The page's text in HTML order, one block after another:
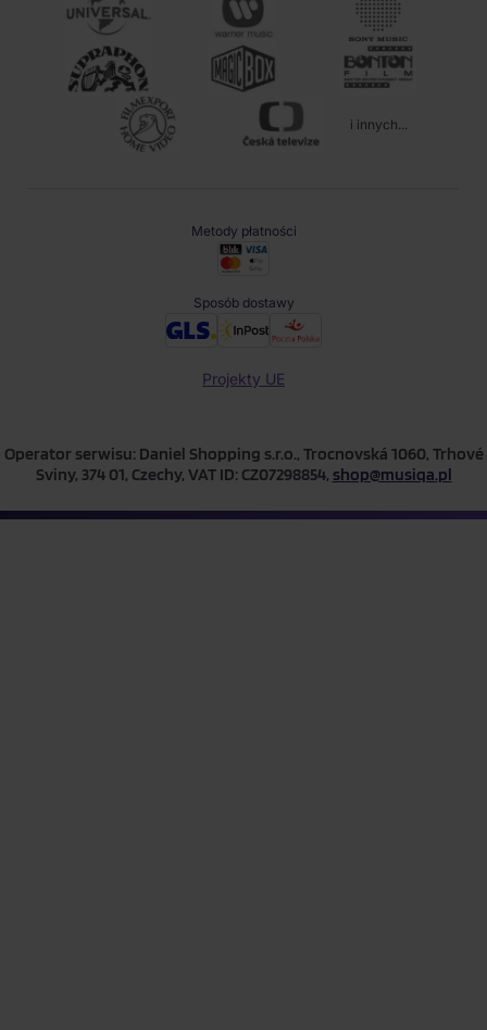
i innych...
Metody płatności
Sposób dostawy
Projekty UE
Operator serwisu: Daniel Shopping s.r.o., Trocnovská 1060, Trhové
Sviny, 374 01, Czechy, VAT ID: CZ07298854, shop@musiqa.pl